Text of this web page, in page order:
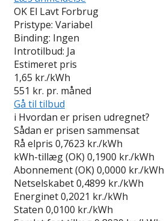
OK El Lavt Forbrug
Pristype: Variabel
Binding: Ingen
Introtilbud: Ja
Estimeret pris
1,65 kr./kWh
551 kr. pr. måned
Gå til tilbud
i Hvordan er prisen udregnet?
Sådan er prisen sammensat
Rå elpris 0,7623 kr./kWh
kWh-tillæg (OK) 0,1900 kr./kWh
Abonnement (OK) 0,0000 kr./kWh
Netselskabet0,4899 kr./kWh
Energinet0,2021 kr./kWh
Staten 0,0100 kr./kWh